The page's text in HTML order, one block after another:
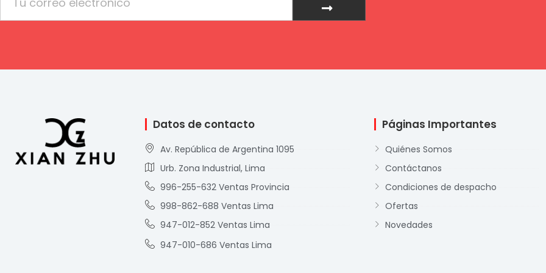
Datos de contacto
Av. República de Argentina 1095
Urb. Zona Industrial, Lima
996-255-632 Ventas Provincia
998-862-688 Ventas Lima
947-012-852 Ventas Lima
947-010-686 Ventas Lima
Páginas Importantes
Quiénes Somos
Contáctanos
Condiciones de despacho
Ofertas
Novedades